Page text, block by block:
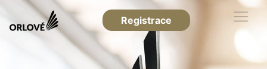
Registrace